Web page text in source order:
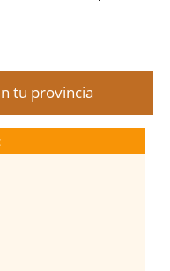
tu provincia